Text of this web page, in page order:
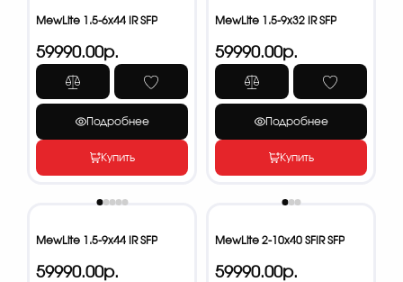
MewLite 1.5-6x44 IR SFP
59990.00р.
Подробнее
Купить
MewLite 1.5-9x32 IR SFP
59990.00р.
Подробнее
Купить
MewLite 1.5-9x44 IR SFP
59990.00р.
MewLite 2-10x40 SFIR SFP
59990.00р.